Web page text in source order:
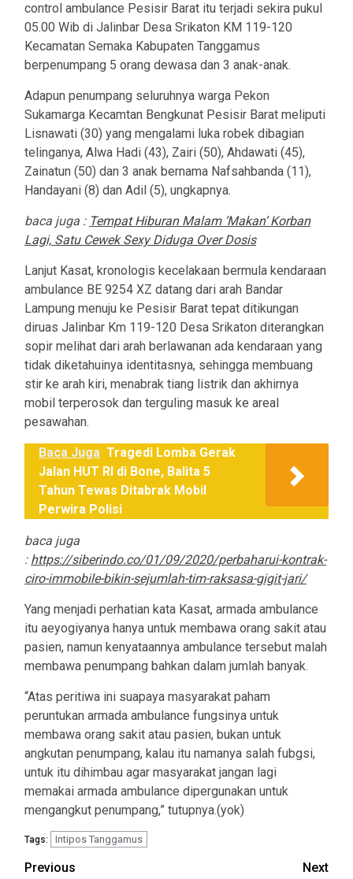
control ambulance Pesisir Barat itu terjadi sekira pukul
05.00 Wib di Jalinbar Desa Srikaton KM 119-120
Kecamatan Semaka Kabupaten Tanggamus
berpenumpang 5 orang dewasa dan 3 anak-anak.
Adapun penumpang seluruhnya warga Pekon
Sukamarga Kecamtan Bengkunat Pesisir Barat meliputi
Lisnawati (30) yang mengalami luka robek dibagian
telinganya, Alwa Hadi (43), Zairi (50), Ahdawati (45),
Zainatun (50) dan 3 anak bernama Nafsahbanda (11),
Handayani (8) dan Adil (5), ungkapnya.
baca juga : Tempat Hiburan Malam ‘Makan’ Korban
Lagi, Satu Cewek Sexy Diduga Over Dosis
Lanjut Kasat, kronologis kecelakaan bermula kendaraan
ambulance BE 9254 XZ datang dari arah Bandar
Lampung menuju ke Pesisir Barat tepat ditikungan
diruas Jalinbar Km 119-120 Desa Srikaton diterangkan
sopir melihat dari arah berlawanan ada kendaraan yang
tidak diketahuinya identitasnya, sehingga membuang
stir ke arah kiri, menabrak tiang listrik dan akhirnya
mobil terperosok dan terguling masuk ke areal
pesawahan.
Baca Juga Tragedi Lomba Gerak
Jalan HUT RI di Bone, Balita 5
Tahun Tewas Ditabrak Mobil
Perwira Polisi
baca juga
: https://siberindo.co/01/09/2020/perbaharui-kontrak-
ciro-immobile-bikin-sejumlah-tim-raksasa-gigit-jari/
Yang menjadi perhatian kata Kasat, armada ambulance
itu aeyogiyanya hanya untuk membawa orang sakit atau
pasien, namun kenyataannya ambulance tersebut malah
membawa penumpang bahkan dalam jumlah banyak.
“Atas peritiwa ini suapaya masyarakat paham
peruntukan armada ambulance fungsinya untuk
membawa orang sakit atau pasien, bukan untuk
angkutan penumpang, kalau itu namanya salah fubgsi,
untuk itu dihimbau agar masyarakat jangan lagi
memakai armada ambulance dipergunakan untuk
mengangkut penumpang,” tutupnya.(yok)
Tags: Intipos Tanggamus
Post
Previous Next